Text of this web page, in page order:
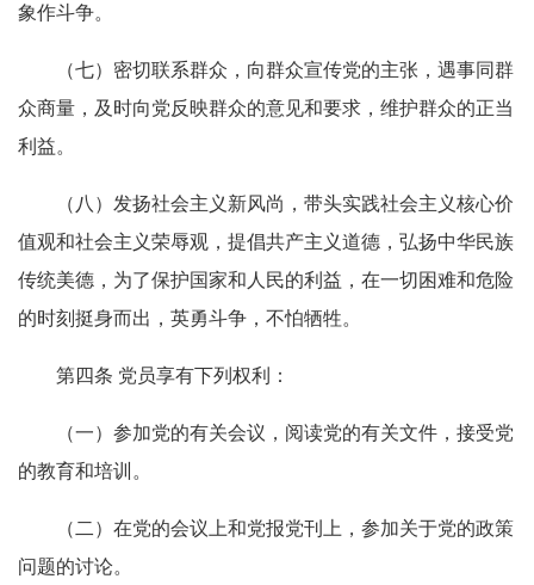
象作斗争。
（七）密切联系群众，向群众宣传党的主张，遇事同群
众商量，及时向党反映群众的意见和要求，维护群众的正当
利益。
（八）发扬社会主义新风尚，带头实践社会主义核心价
值观和社会主义荣辱观，提倡共产主义道德，弘扬中华民族
传统美德，为了保护国家和人民的利益，在一切困难和危险
的时刻挺身而出，英勇斗争，不怕牺牲。
第四条 党员享有下列权利：
（一）参加党的有关会议，阅读党的有关文件，接受党
的教育和培训。
（二）在党的会议上和党报党刊上，参加关于党的政策
问题的讨论。